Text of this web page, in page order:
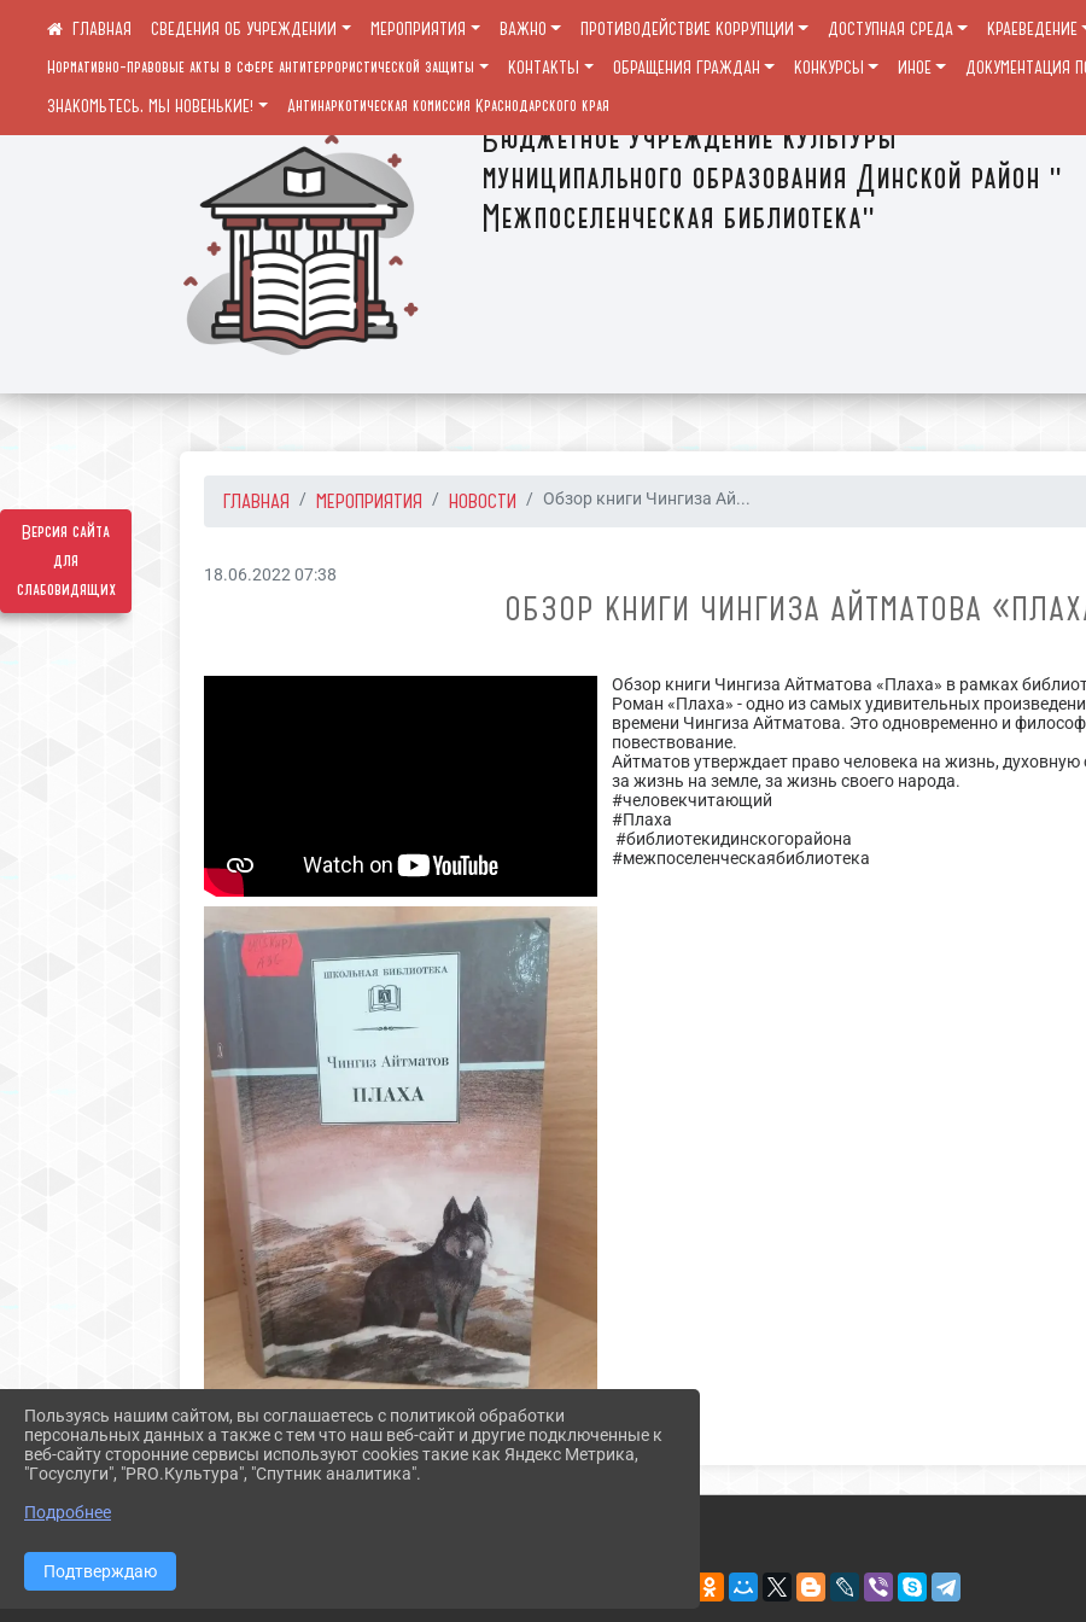
Версия сайта
для
слабовидящих
Бюджетное учреждение культуры
муниципального образования Динской район "
Межпоселенческая библиотека"
СВЕДЕНИЯ ОБ УЧРЕЖДЕНИИ МЕРОПРИЯТИЯ ВАЖНО ПРОТИВОДЕЙСТВИЕ КОРРУПЦИИ ДОСТУПНАЯ СРЕДА
КРАЕВЕДЕНИЕ
Нормативно-правовые акты в сфере антитеррористической защиты
КОНТАКТЫ ОБРАЩЕНИЯ ГРАЖДАН КОНКУРСЫ ИНОЕ
ДОКУМЕНТАЦИЯ
ЗНАКОМЬТЕСЬ, МЫ НОВЕНЬКИЕ!
Антинаркотическая комиссия Краснодарского края
ГЛАВНАЯ МЕРОПРИЯТИЯ НОВОСТИ Обзор книги Чингиза Ай...
18.06.2022 07:38
ОБЗОР КНИГИ ЧИНГИЗА АЙТМАТОВА
Обзор книги Чингиза Айтматова «Плаха» в рамках
Роман «Плаха» - одно из самых удивительных
времени Чингиза Айтматова. Это одновременно и
повествование.
Айтматов утверждает право человека на жизнь, духовную
за жизнь на земле, за жизнь своего народа.
#человекчитающий
#Плаха
#библиотекидинскогорайона
#межпоселенческаябиблиотека
Пользуясь нашим сайтом, вы соглашаетесь с политикой обработки
персональных данных а также с тем что наш веб-сайт и другие подключенные к
веб-сайту сторонние сервисы используют cookies такие как Яндекс Метрика,
"Госуслуги", "PRO.Культура", "Спутник аналитика".
Подробнее
Подтверждаю